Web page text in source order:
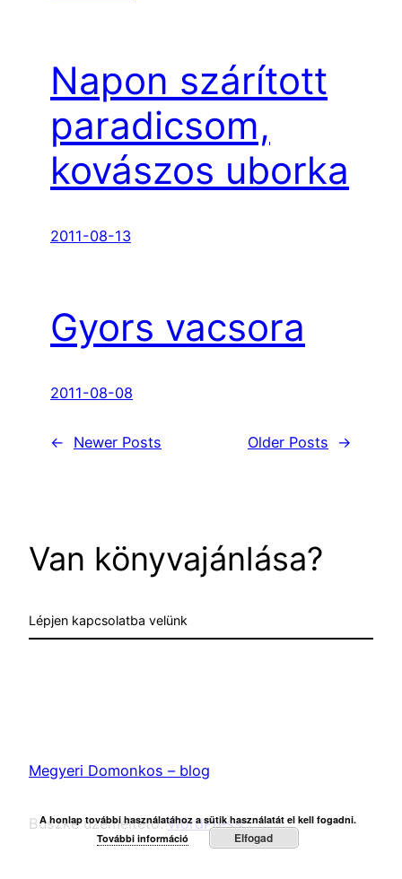
Napon szárított
paradicsom,
kovászos uborka
2011-08-13
Gyors vacsora
2011-08-08
← Newer Posts Older Posts →
Van könyvajánlása?
Lépjen kapcsolatba velünk
Megyeri Domonkos – blog
Büszke üzemeltető:WordPress
A honlap további használatához a sütik használatát el kell fogadni.
További információ
Elfogad